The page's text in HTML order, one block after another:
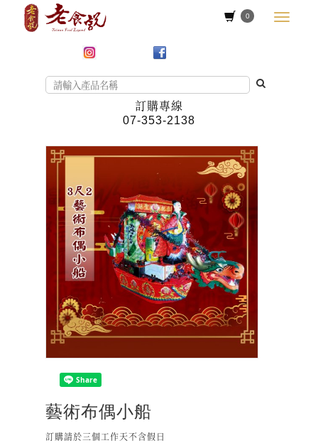
0
訂購專線
07-353-2138
藝術布偶小船
訂購請於三個工作天不含假日